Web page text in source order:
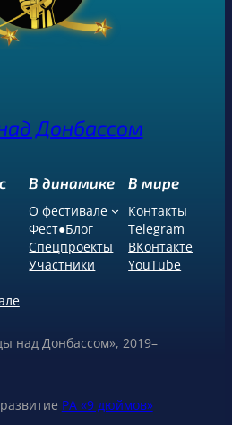
Донбассом
В динамике
О фестивале
Фест●Блог
Спецпроекты
Участники
В мире
Контакты
Telegram
ВКонтакте
YouTube
над Донбассом», 2019–
РА «9 дюймов»